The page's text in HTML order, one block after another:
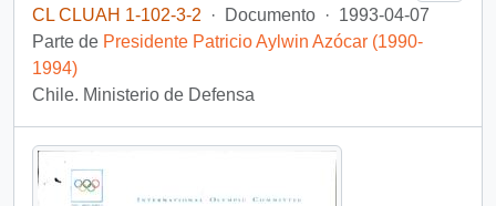
CL CLUAH 1-102-3-2
· Documento · 1993-04-07
Parte de Presidente Patricio Aylwin Azócar (1990-
1994)
Chile. Ministerio de Defensa